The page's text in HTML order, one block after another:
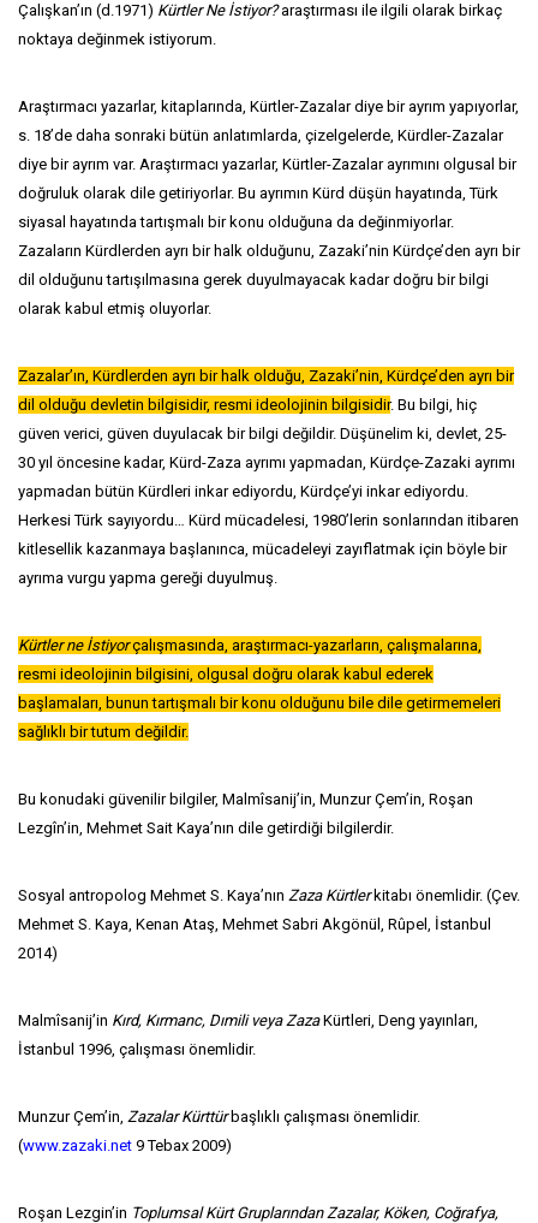
Çalışkan’ın (d.1971) Kürtler Ne İstiyor?araştırması ile ilgili olarak birkaç
noktaya değinmek istiyorum.
Araştırmacı yazarlar, kitaplarında, Kürtler-Zazalar diye bir ayrım yapıyorlar,
s. 18’de daha sonraki bütün anlatımlarda, çizelgelerde, Kürdler-Zazalar
diye bir ayrım var. Araştırmacı yazarlar, Kürtler-Zazalar ayrımını olgusal bir
doğruluk olarak dile getiriyorlar. Bu ayrımın Kürd düşün hayatında, Türk
siyasal hayatında tartışmalı bir konu olduğuna da değinmiyorlar.
Zazaların Kürdlerden ayrı bir halk olduğunu, Zazaki’nin Kürdçe’den ayrı bir
dil olduğunu tartışılmasına gerek duyulmayacak kadar doğru bir bilgi
olarak kabul etmiş oluyorlar.
Zazalar’ın, Kürdlerden ayrı bir halk olduğu, Zazaki’nin, Kürdçe’den ayrı bir
dil olduğu devletin bilgisidir, resmi ideolojinin bilgisidir. Bu bilgi, hiç
güven verici, güven duyulacak bir bilgi değildir. Düşünelim ki, devlet, 25-
30 yıl öncesine kadar, Kürd-Zaza ayrımı yapmadan, Kürdçe-Zazaki ayrımı
yapmadan bütün Kürdleri inkar ediyordu, Kürdçe’yi inkar ediyordu.
Herkesi Türk sayıyordu… Kürd mücadelesi, 1980’lerin sonlarından itibaren
kitlesellik kazanmaya başlanınca, mücadeleyi zayıflatmak için böyle bir
ayrıma vurgu yapma gereği duyulmuş.
Kürtler ne İstiyorçalışmasında, araştırmacı-yazarların, çalışmalarına,
resmi ideolojinin bilgisini, olgusal doğru olarak kabul ederek
başlamaları, bunun tartışmalı bir konu olduğunu bile dile getirmemeleri
sağlıklı bir tutum değildir.
Bu konudaki güvenilir bilgiler, Malmîsanij’in, Munzur Çem’in, Roşan
Lezgîn’in, Mehmet Sait Kaya’nın dile getirdiği bilgilerdir.
Sosyal antropolog Mehmet S. Kaya’nın Zaza Kürtlerkitabı önemlidir. (Çev.
Mehmet S. Kaya, Kenan Ataş, Mehmet Sabri Akgönül, Rûpel, İstanbul
2014)
Malmîsanij’in Kırd, Kırmanc, Dımili veya ZazaKürtleri, Deng yayınları,
İstanbul 1996, çalışması önemlidir.
Munzur Çem’in, Zazalar Kürttürbaşlıklı çalışması önemlidir.
(www.zazaki.net 9 Tebax 2009)
Roşan Lezgin’in Toplumsal Kürt Gruplarından Zazalar, Köken, Coğrafya,